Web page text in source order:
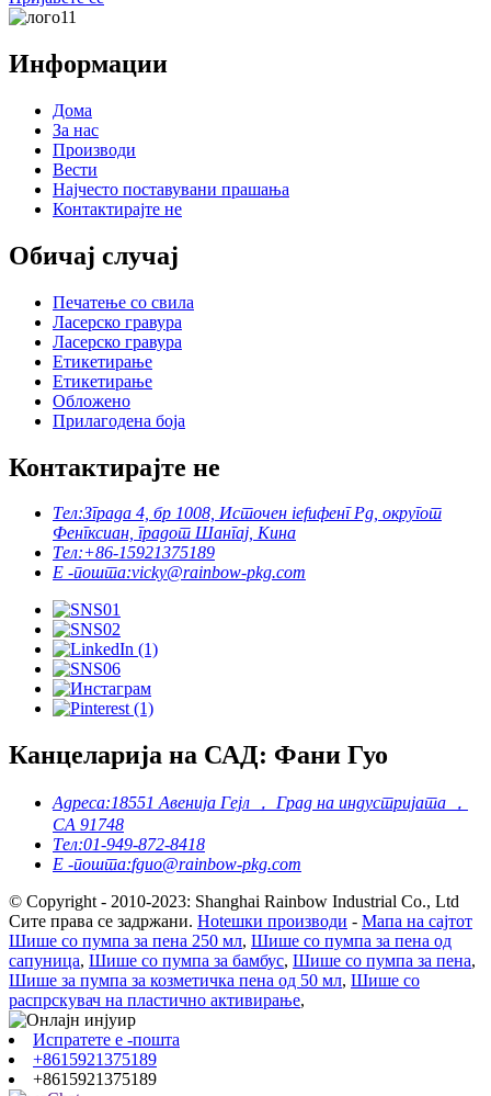
Информации
Дома
За нас
Производи
Вести
Најчесто поставувани прашања
Контактирајте не
Обичај случај
Печатење со свила
Ласерско гравура
Ласерско гравура
Етикетирање
Етикетирање
Обложено
Прилагодена боја
Контактирајте не
Тел:Зграда 4, бр 1008, Источен iefифенг Рд, округот
Фенгксиан, градот Шангај, Кина
Тел:+86-15921375189
Е -пошта:vicky@rainbow-pkg.com
Канцеларија на САД: Фани Гуо
Адреса:18551 Авенија Гејл ， Град на индустријата ，
CA 91748
Тел:01-949-872-8418
Е -пошта:fguo@rainbow-pkg.com
© Copyright - 2010-2023: Shanghai Rainbow Industrial Co., Ltd
Сите права се задржани. Hotешки производи - Мапа на сајтот
Шише со пумпа за пена 250 мл, Шише со пумпа за пена од
сапуница, Шише со пумпа за бамбус, Шише со пумпа за пена,
Шише за пумпа за козметичка пена од 50 мл, Шише со
распрскувач на пластично активирање,
Испратете е -пошта
+8615921375189
+8615921375189